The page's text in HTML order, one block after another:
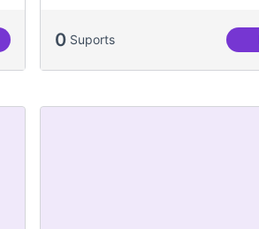
de la salut mental
0 Suports